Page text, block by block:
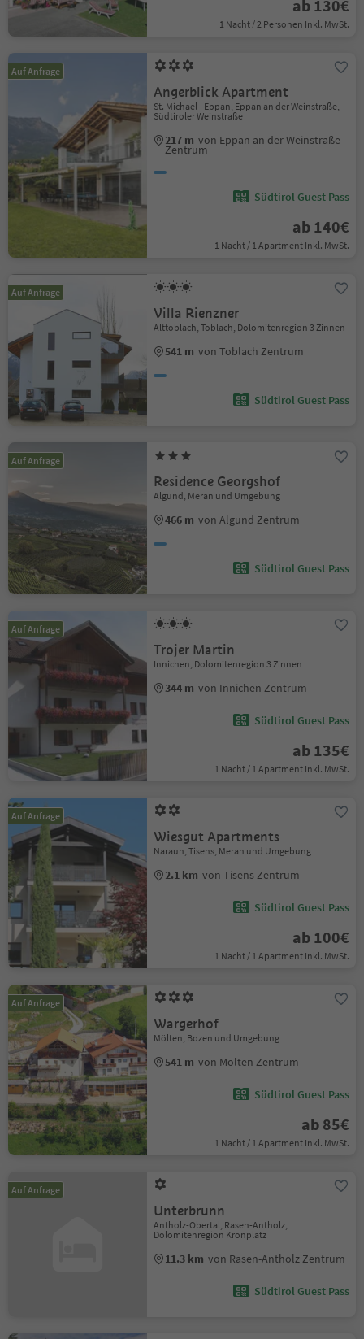
ab 130€
1 Nacht / 2 Personen Inkl. MwSt.
Auf Anfrage
Angerblick Apartment
St. Michael - Eppan, Eppan an der Weinstraße,
Südtiroler Weinstraße
217 m von Eppan an der Weinstraße
Zentrum
Südtirol Guest Pass
ab 140€
1 Nacht / 1 Apartment Inkl. MwSt.
Auf Anfrage
Villa Rienzner
Alttoblach, Toblach, Dolomitenregion 3 Zinnen
541 m von Toblach Zentrum
Südtirol Guest Pass
Auf Anfrage
Residence Georgshof
Algund, Meran und Umgebung
466 m von Algund Zentrum
Südtirol Guest Pass
Auf Anfrage
Trojer Martin
Innichen, Dolomitenregion 3 Zinnen
344 m von Innichen Zentrum
Südtirol Guest Pass
ab 135€
1 Nacht / 1 Apartment Inkl. MwSt.
Auf Anfrage
Wiesgut Apartments
Naraun, Tisens, Meran und Umgebung
2.1 km von Tisens Zentrum
Südtirol Guest Pass
ab 100€
1 Nacht / 1 Apartment Inkl. MwSt.
Auf Anfrage
Wargerhof
Mölten, Bozen und Umgebung
541 m von Mölten Zentrum
Südtirol Guest Pass
ab 85€
1 Nacht / 1 Apartment Inkl. MwSt.
Auf Anfrage
Unterbrunn
Antholz-Obertal, Rasen-Antholz,
Dolomitenregion Kronplatz
11.3 km von Rasen-Antholz Zentrum
Südtirol Guest Pass